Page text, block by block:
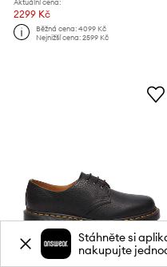
2299 Kč
Běžná cena:4099 Kč
Nejnižší cena:2599 Kč
Stáhněte si
nakupujte